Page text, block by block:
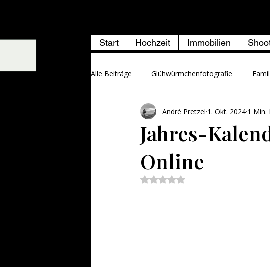
Start Hochzeit Immobilien
Alle Beiträge Glühwürmchenfotografie
Jahres-
Online
André Pretzel 1. Okt. 2024 1 Min.
Mit NaN von 5 Sternen bewertet.